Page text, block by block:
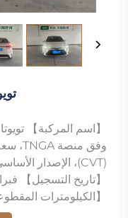
(CVT)، الإصدار الأساسي
【تاريخ التسجيل】 فبراير
【الكيلومترات المقطوعة】